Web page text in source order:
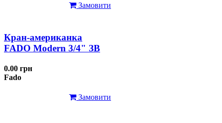
Замовити
Кран-американка
FADO Modern 3/4" ЗВ
0.00 грн
Fado
Замовити